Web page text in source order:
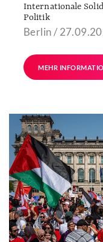
Internationale
Politik
Berlin /
MEHR